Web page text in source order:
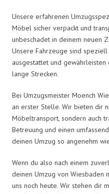
Unsere erfahrenen
Möbel sicher verpackt und
unbeschadet in deinem neuen
Unsere Fahrzeuge sind
ausgestattet und
lange Strecken.
Bei Umzugsmeister Moench
an erster Stelle. Wir bieten dir
Möbeltransport, sondern auch
Betreuung und einen
deinen Umzug so angenehm
Wenn du also nach einem
deinen Umzug von Wiesbaden
uns noch heute. Wir stehen dir